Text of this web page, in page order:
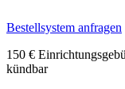
Bestellsystem anfragen
150 €
kündbar